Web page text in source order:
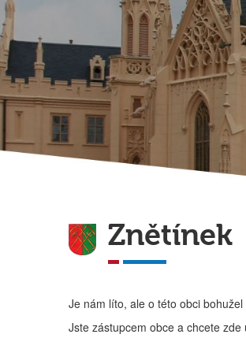
Znětínek
Je nám líto, ale o této obci
Jste zástupcem obce a chcete zde